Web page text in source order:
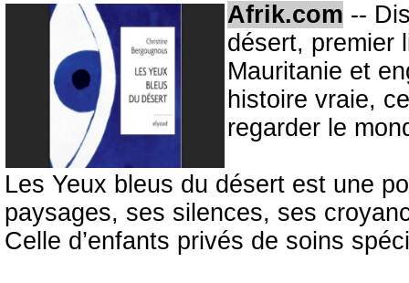
Afrik.com --
désert, premier
Mauritanie et
histoire vraie,
regarder le
Les Yeux bleus du désert est une
paysages, ses silences, ses
Celle d’enfants privés de soins